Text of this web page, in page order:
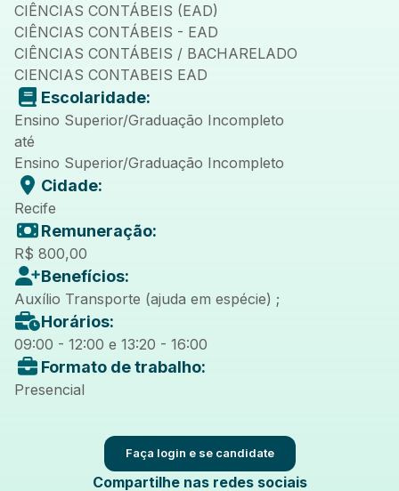
CIÊNCIAS CONTÁBEIS (EAD)
CIÊNCIAS CONTÁBEIS - EAD
CIÊNCIAS CONTÁBEIS / BACHARELADO
CIENCIAS CONTABEIS EAD
Escolaridade:
Ensino Superior/Graduação Incompleto
até
Ensino Superior/Graduação Incompleto
Cidade:
Recife
Remuneração:
R$ 800,00
Benefícios:
Auxílio Transporte (ajuda em espécie) ;
Horários:
09:00 - 12:00 e 13:20 - 16:00
Formato de trabalho:
Presencial
Faça login e se candidate
Compartilhe nas redes sociais